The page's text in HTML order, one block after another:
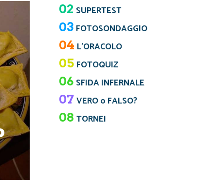
02 SUPERTEST
03 FOTOSONDAGGIO
04 L’ORACOLO
05 FOTOQUIZ
06 SFIDA INFERNALE
07VERO o FALSO?
08 TORNEI